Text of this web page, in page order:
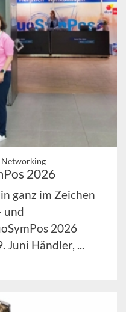
Networking
2026
ganz im Zeichen
und
2026
Juni Händler, ...